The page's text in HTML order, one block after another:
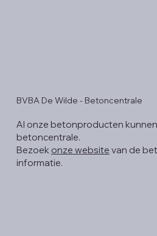
BVBA De Wilde - Betoncentrale
Al onze betonproducten
betoncentrale.
Bezoek onze website van de
informatie.